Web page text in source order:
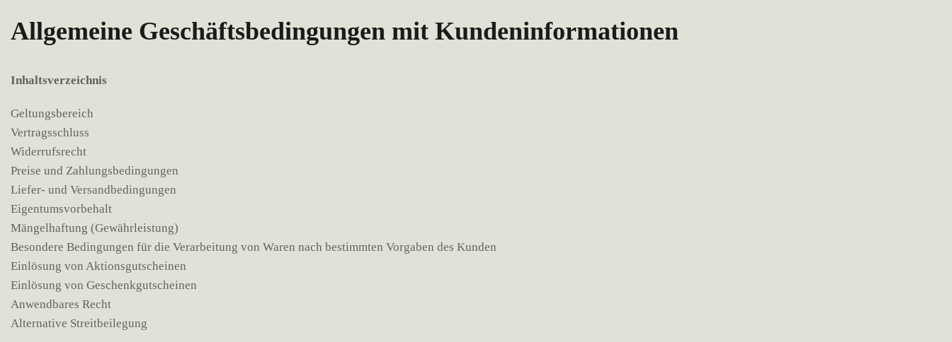
Allgemeine Geschäftsbedingungen mit Kundeninformationen
Inhaltsverzeichnis
Geltungsbereich
Vertragsschluss
Widerrufsrecht
Preise und Zahlungsbedingungen
Liefer- und Versandbedingungen
Eigentumsvorbehalt
Mängelhaftung (Gewährleistung)
Besondere Bedingungen für die Verarbeitung von Waren nach bestimmten Vorgaben des Kunden
Einlösung von Aktionsgutscheinen
Einlösung von Geschenkgutscheinen
Anwendbares Recht
Alternative Streitbeilegung